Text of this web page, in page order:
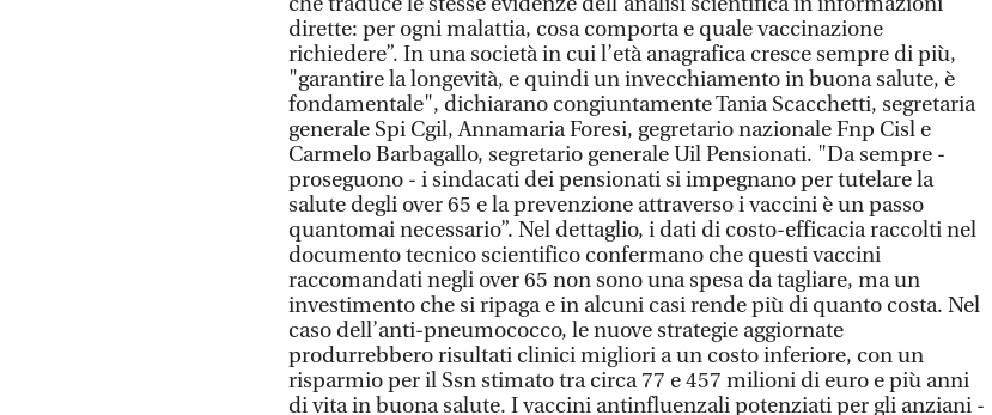
dirette: per ogni malattia, cosa comporta e quale vaccinazione
richiedere”. In una società in cui l’età anagrafica cresce sempre di più,
"garantire la longevità, e quindi un invecchiamento in buona salute, è
fondamentale", dichiarano congiuntamente Tania Scacchetti, segretaria
generale Spi Cgil, Annamaria Foresi, gegretario nazionale Fnp Cisl e
Carmelo Barbagallo, segretario generale Uil Pensionati. "Da sempre -
proseguono - i sindacati dei pensionati si impegnano per tutelare la
salute degli over 65 e la prevenzione attraverso i vaccini è un passo
quantomai necessario”. Nel dettaglio, i dati di costo-efficacia raccolti nel
documento tecnico scientifico confermano che questi vaccini
raccomandati negli over 65 non sono una spesa da tagliare, ma un
investimento che si ripaga e in alcuni casi rende più di quanto costa. Nel
caso dell’anti-pneumococco, le nuove strategie aggiornate
produrrebbero risultati clinici migliori a un costo inferiore, con un
risparmio per il Ssn stimato tra circa 77 e 457 milioni di euro e più anni
di vita in buona salute. I vaccini antinfluenzali potenziati per gli anziani -